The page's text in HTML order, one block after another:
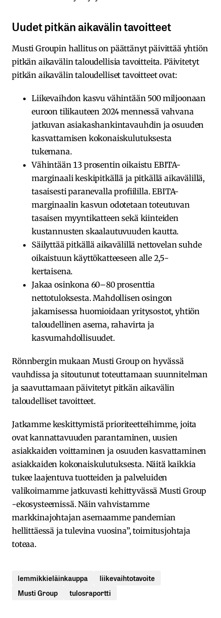
Uudet pitkän aikavälin tavoitteet
Musti Groupin hallitus on päättänyt päivittää yhtiön
pitkän aikavälin taloudellisia tavoitteita. Päivitetyt
pitkän aikavälin taloudelliset tavoitteet ovat:
Liikevaihdon kasvu vähintään 500 miljoonaan
euroon tilikauteen 2024 mennessä vahvana
jatkuvan asiakashankintavauhdin ja osuuden
kasvattamisen kokonaiskulutuksesta
tukemana.
Vähintään 13 prosentin oikaistu EBITA-
marginaali keskipitkällä ja pitkällä aikavälillä,
tasaisesti paranevalla profiililla. EBITA-
marginaalin kasvun odotetaan toteutuvan
tasaisen myyntikatteen sekä kiinteiden
kustannusten skaalautuvuuden kautta.
Säilyttää pitkällä aikavälillä nettovelan suhde
oikaistuun käyttökatteeseen alle 2,5-
kertaisena.
Jakaa osinkona 60–80 prosenttia
nettotuloksesta. Mahdollisen osingon
jakamisessa huomioidaan yritysostot, yhtiön
taloudellinen asema, rahavirta ja
kasvumahdollisuudet.
Rönnbergin mukaan Musti Group on hyvässä
vauhdissa ja sitoutunut toteuttamaan suunnitelman
ja saavuttamaan päivitetyt pitkän aikavälin
taloudelliset tavoitteet.
Jatkamme keskittymistä prioriteetteihimme, joita
ovat kannattavuuden parantaminen, uusien
asiakkaiden voittaminen ja osuuden kasvattaminen
asiakkaiden kokonaiskulutuksesta. Näitä kaikkia
tukee laajentuva tuotteiden ja palveluiden
valikoimamme jatkuvasti kehittyvässä Musti Group
-ekosysteemissä. Näin vahvistamme
markkinajohtajan asemaamme pandemian
hellittäessä ja tulevina vuosina”, toimitusjohtaja
toteaa.
lemmikkieläinkauppa
liikevaihtotavoite
Musti Group
tulosraportti